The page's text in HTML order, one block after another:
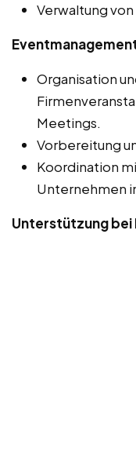
Verwaltung
Organisation
Meetings.
Vorbereitung
Koordination
Unternehmen
Unterstützung bei